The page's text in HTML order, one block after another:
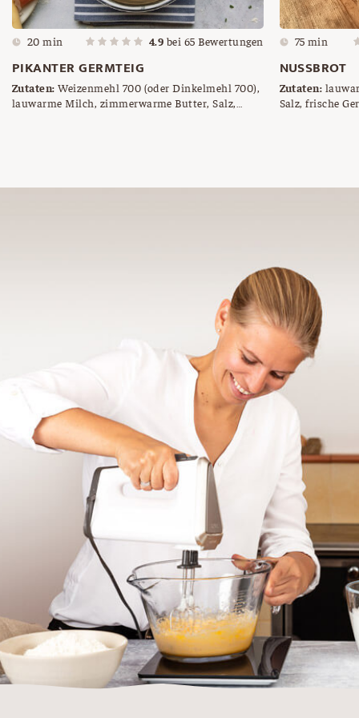
20 min 4.9 bei 65 Bewertungen
PIKANTER GERMTEIG
Zutaten: Weizenmehl 700 (oder Dinkelmehl 700),
lauwarme Milch, zimmerwarme Butter, Salz,
75 min
NUSSBROT
Zutaten:
Salz, frische